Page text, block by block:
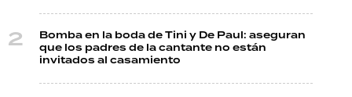
Bomba en la boda de Tini y De Paul: aseguran
que los padres de la cantante no están
invitados al casamiento